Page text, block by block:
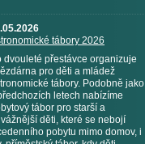
tábory 2026
dvouleté přestávce organizuje
pro děti a mládež
tábory. Podobně jako
letech nabízíme
tábor pro starší a
děti, které se nebojí
pobytu mimo domov, i